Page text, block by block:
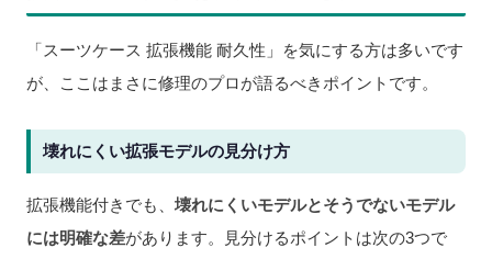
「スーツケース 拡張機能 耐久性」を気にする方は多いです
が、ここはまさに修理のプロが語るべきポイントです。
壊れにくい拡張モデルの見分け方
拡張機能付きでも、 壊れにくいモデルとそうでないモデル
には明確な差があります。見分けるポイントは次の3つで